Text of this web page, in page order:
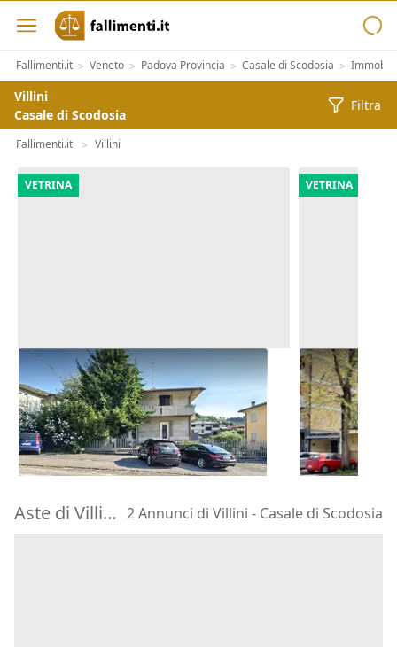
Fallimenti.it > Veneto > Padova Provincia > Casale di Scodosia >
Villini
Casale di Scodosia
Filtra
Fallimenti.it > Villini
VETRINA
Asta Casa indipendente con corte
pertinenziale
Barbarano Mossano (Vicenza)
180.000 €
22/10/2026
VETRINA
Asta
Faenza
322.500 €
11/09/2026
Aste di Villini Casale di Scodosia 2 Annunci di Villini - Casale di Scodosia